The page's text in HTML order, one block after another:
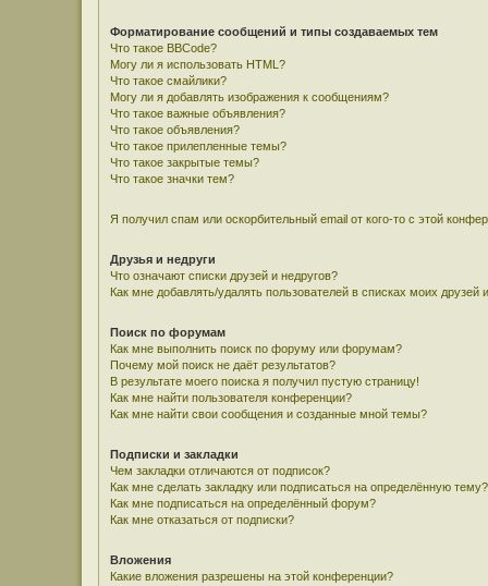
Форматирование сообщений и типы создаваемых тем
Что такое BBCode?
Могу ли я использовать HTML?
Что такое смайлики?
Могу ли я добавлять изображения к сообщениям?
Что такое важные объявления?
Что такое объявления?
Что такое прилепленные темы?
Что такое закрытые темы?
Что такое значки тем?
Я получил спам или оскорбительный email от кого-то с этой
Друзья и недруги
Что означают списки друзей и недругов?
Как мне добавлять/удалять пользователей в списках моих друзей
Поиск по форумам
Как мне выполнить поиск по форуму или форумам?
Почему мой поиск не даёт результатов?
В результате моего поиска я получил пустую страницу!
Как мне найти пользователя конференции?
Как мне найти свои сообщения и созданные мной темы?
Подписки и закладки
Чем закладки отличаются от подписок?
Как мне сделать закладку или подписаться на определённую тему?
Как мне подписаться на определённый форум?
Как мне отказаться от подписки?
Вложения
Какие вложения разрешены на этой конференции?